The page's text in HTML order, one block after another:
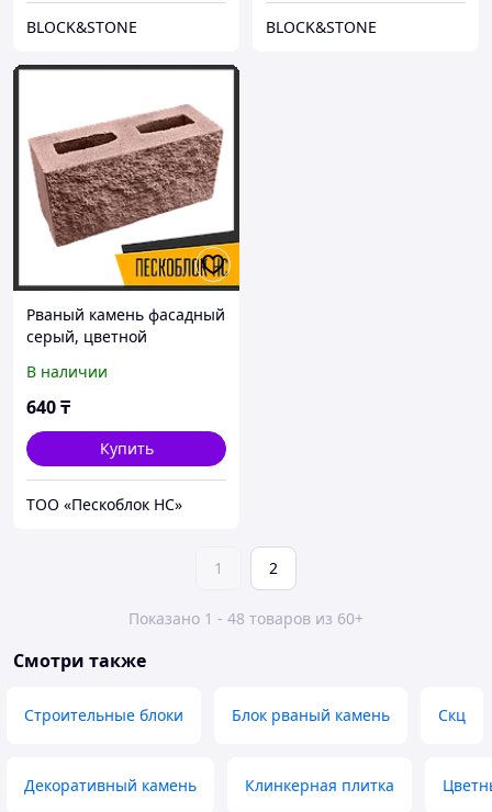
BLOCK&STONE BLOCK&STONE
Рваный камень фасадный
серый, цветной
В наличии
640₸
Купить
ТОО «Пескоблок НС»
1 2
Показано 1 - 48 товаров из 60+
Смотри также
Строительные блоки Блок рваный камень Скц
Декоративный камень Клинкерная плитка